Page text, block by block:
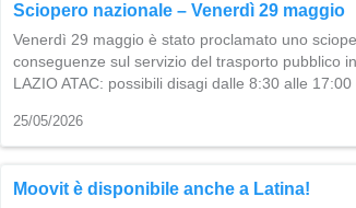
Sciopero nazionale – Venerdì 29 maggio
Venerdì 29 maggio è stato proclamato uno
conseguenze sul servizio del trasporto pubblico
LAZIO ATAC: possibili disagi dalle 8:30 alle 17:00
25/05/2026
Moovit è disponibile anche a Latina!